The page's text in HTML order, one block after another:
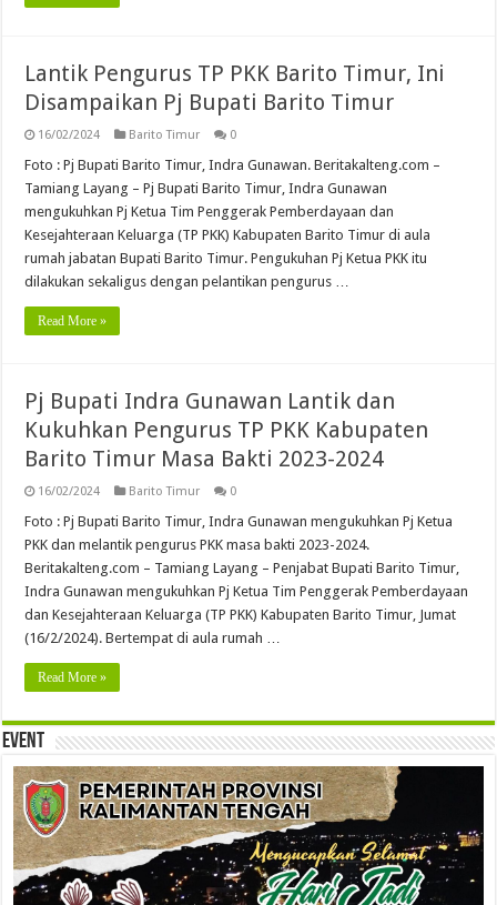
Lantik Pengurus TP PKK Barito Timur, Ini
Disampaikan Pj Bupati Barito Timur
16/02/2024 Barito Timur 0
Foto : Pj Bupati Barito Timur, Indra Gunawan. Beritakalteng.com –
Tamiang Layang – Pj Bupati Barito Timur, Indra Gunawan
mengukuhkan Pj Ketua Tim Penggerak Pemberdayaan dan
Kesejahteraan Keluarga (TP PKK) Kabupaten Barito Timur di aula
rumah jabatan Bupati Barito Timur. Pengukuhan Pj Ketua PKK itu
dilakukan sekaligus dengan pelantikan pengurus …
Read More »
Pj Bupati Indra Gunawan Lantik dan
Kukuhkan Pengurus TP PKK Kabupaten
Barito Timur Masa Bakti 2023-2024
16/02/2024 Barito Timur 0
Foto : Pj Bupati Barito Timur, Indra Gunawan mengukuhkan Pj Ketua
PKK dan melantik pengurus PKK masa bakti 2023-2024.
Beritakalteng.com – Tamiang Layang – Penjabat Bupati Barito Timur,
Indra Gunawan mengukuhkan Pj Ketua Tim Penggerak Pemberdayaan
dan Kesejahteraan Keluarga (TP PKK) Kabupaten Barito Timur, Jumat
(16/2/2024). Bertempat di aula rumah …
Read More »
Event